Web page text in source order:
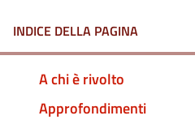
INDICE DELLA PAGINA
A chi è rivolto
Approfondimenti